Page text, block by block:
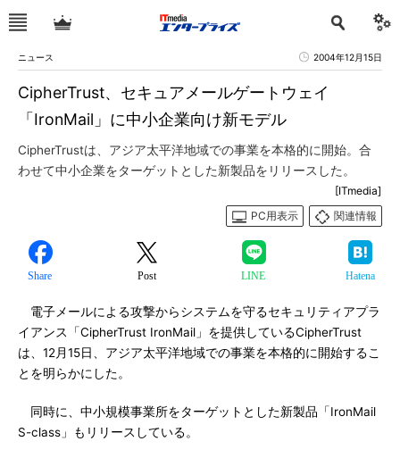
ニュース 2004年12月15日
CipherTrust、セキュアメールゲートウェイ
「IronMail」に中小企業向け新モデル
CipherTrustは、アジア太平洋地域での事業を本格的に開始。合
わせて中小企業をターゲットとした新製品をリリースした。
[ITmedia]
PC用表示
関連情報
Share Post LINE Hatena
電子メールによる攻撃からシステムを守るセキュリティアプラ
イアンス「CipherTrust IronMail」を提供しているCipherTrust
は、12月15日、アジア太平洋地域での事業を本格的に開始するこ
とを明らかにした。
同時に、中小規模事業所をターゲットとした新製品「IronMail
S-class」もリリースしている。